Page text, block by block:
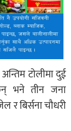
टोलीमा दुई
भने तीन जना
बिर्सना चौधरी